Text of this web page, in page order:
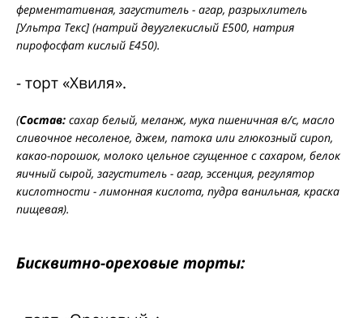
ферментативная, загуститель - агар, разрыхлитель
[Ультра Текс] (натрий двууглекислый Е500, натрия
пирофосфат кислый Е450).
- торт «Хвиля».
(Состав: сахар белый, меланж, мука пшеничная в/с, масло
сливочное несоленое, джем, патока или глюкозный сироп,
какао-порошок, молоко цельное сгущенное с сахаром, белок
яичный сырой, загуститель - агар, эссенция, регулятор
кислотности - лимонная кислота, пудра ванильная, краска
пищевая).
Бисквитно-ореховые торты: